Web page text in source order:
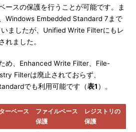
ースの保護を行うことが可能です。ま
Windows Embedded Standard 7まで
ましたが、Unified Write Filterにもレ
れました。
め、Enhanced Write Filter、File-
Filterは廃止されておらず、
でも利用可能です（表1 ）。
ーベース
ファイルベース
保護
レジストリの
保護